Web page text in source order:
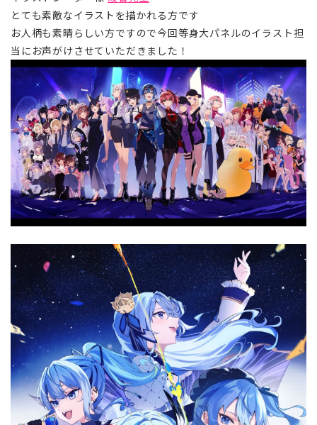
とても素敵なイラストを描かれる方です
お人柄も素晴らしい方ですので今回等身大パネルのイラスト担
当にお声がけさせていただきました！